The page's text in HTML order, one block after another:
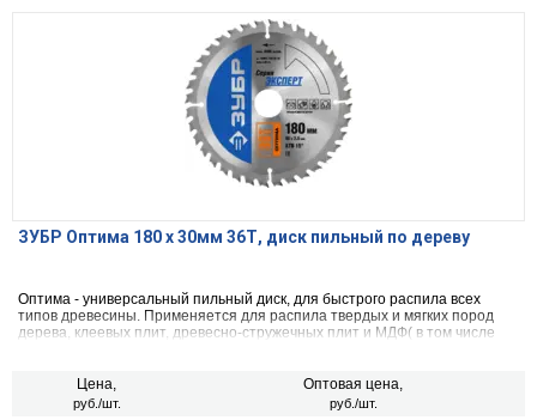
ЗУБР Оптима 180 x 30мм 36Т, диск пильный по дереву
Оптима - универсальный пильный диск, для быстрого распила всех
типов древесины. Применяется для распила твердых и мягких пород
дерева, клеевых плит, древесно-стружечных плит и МДФ( в том числе
Цена,
руб./шт.
Оптовая цена,
руб./шт.